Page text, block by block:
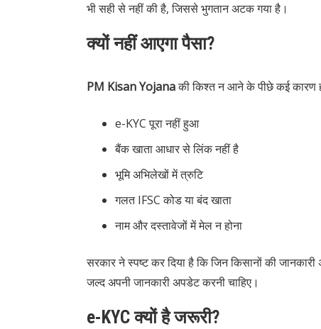
भी सही से नहीं की है, जिससे भुगतान अटक गया है।
क्यों नहीं आएगा पैसा?
PM Kisan Yojanaकी किश्त न आने के पीछे कई कारण
e-KYC पूरा नहीं हुआ
बैंक खाता आधार से लिंक नहीं है
भूमि अभिलेखों में त्रुटि
गलत IFSC कोड या बंद खाता
नाम और दस्तावेजों में मेल न होना
सरकार ने स्पष्ट कर दिया है कि जिन किसानों की
जल्द अपनी जानकारी अपडेट करनी चाहिए।
e-KYC क्यों है जरूरी?